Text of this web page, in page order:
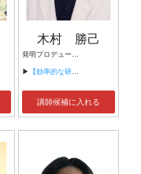
木村 勝己
発明プロデューサー/発明プロデュース協会 会長／日本電子専門学校 講師／東京都知的財産総合センター 製品化コーディネーター ／ アーバン国際特許事務所 顧問／ 中央イメージテクノロジー研究開発協同組合 顧問／
▶ 【効率的な研究・開発を促す発想法の実践講座（2日型の例）】
講師候補に入れる